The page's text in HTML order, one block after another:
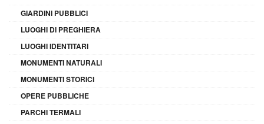
GIARDINI PUBBLICI
LUOGHI DI PREGHIERA
LUOGHI IDENTITARI
MONUMENTI NATURALI
MONUMENTI STORICI
OPERE PUBBLICHE
PARCHI TERMALI